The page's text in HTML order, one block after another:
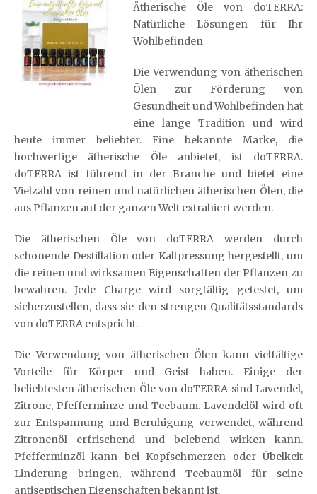
Ätherische Öle von doTERRA:
Natürliche Lösungen für Ihr
Wohlbefinden
Die Verwendung von ätherischen
Ölen zur Förderung von
Gesundheit und Wohlbefinden hat
eine lange Tradition und wird
heute immer beliebter. Eine bekannte Marke, die
hochwertige ätherische Öle anbietet, ist doTERRA.
doTERRA ist führend in der Branche und bietet eine
Vielzahl von reinen und natürlichen ätherischen Ölen, die
aus Pflanzen auf der ganzen Welt extrahiert werden.
Die ätherischen Öle von doTERRA werden durch
schonende Destillation oder Kaltpressung hergestellt, um
die reinen und wirksamen Eigenschaften der Pflanzen zu
bewahren. Jede Charge wird sorgfältig getestet, um
sicherzustellen, dass sie den strengen Qualitätsstandards
von doTERRA entspricht.
Die Verwendung von ätherischen Ölen kann vielfältige
Vorteile für Körper und Geist haben. Einige der
beliebtesten ätherischen Öle von doTERRA sind Lavendel,
Zitrone, Pfefferminze und Teebaum. Lavendelöl wird oft
zur Entspannung und Beruhigung verwendet, während
Zitronenöl erfrischend und belebend wirken kann.
Pfefferminzöl kann bei Kopfschmerzen oder Übelkeit
Linderung bringen, während Teebaumöl für seine
antiseptischen Eigenschaften bekannt ist.